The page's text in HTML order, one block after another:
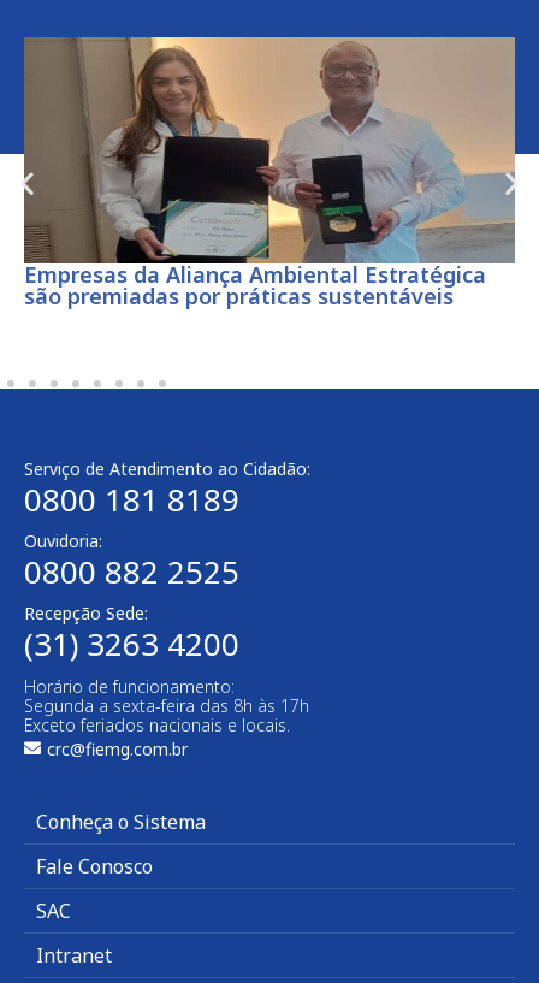
Empresas da Aliança Ambiental Estratégica
são premiadas por práticas sustentáveis
Serviço de Atendimento ao Cidadão:
0800 181 8189
Ouvidoria:
0800 882 2525
Recepção Sede:
(31) 3263 4200
Horário de funcionamento:
Segunda a sexta-feira das 8h às 17h
Exceto feriados nacionais e locais.
crc@fiemg.com.br
Conheça o Sistema
Fale Conosco
SAC
Intranet